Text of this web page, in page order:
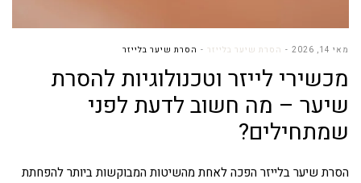
מאי 14, 2026 הסרת שיער בלייזר הסרת שיער בלייזר
מכשירי לייזר וטכנולוגיות להסרת
שיער – מה חשוב לדעת לפני
שמתחילים?
הסרת שיער בלייזר הפכה לאחת מהשיטות המבוקשות ביותר להפחתת